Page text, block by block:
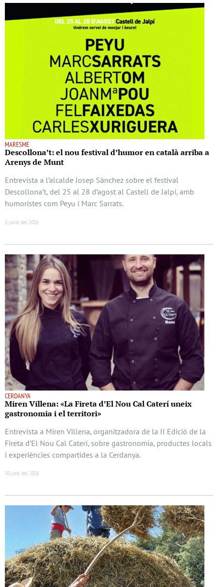
MARESME
Descollona’t: el nou festival d’humor en català arriba a
Arenys de Munt
Entrevista a l’alcalde Josep Sànchez sobre el festival
Descollona’t, del 25 al 28 d’agost al Castell de Jalpí, amb
humoristes com Peyu i Marc Sarrats.
3 juliol del 2026
CERDANYA
Miren Villena: «La Fireta d’El Nou Cal Caterí uneix
gastronomia i el territori»
Entrevista a Miren Villena, organitzadora de la II Edició de la
Fireta d’El Nou Cal Caterí, sobre gastronomia, productes locals
i experiències compartides a la Cerdanya.
30 juny del 2026